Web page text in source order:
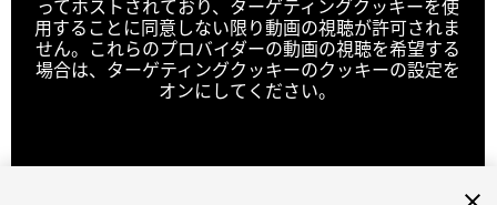
ってホストされており、ターゲティングクッキーを使
用することに同意しない限り動画の視聴が許可されま
せん。これらのプロバイダーの動画の視聴を希望する
場合は、ターゲティングクッキーのクッキーの設定を
オンにしてください。